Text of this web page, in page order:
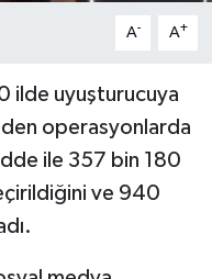
A- A+
ilde uyuşturucuya
operasyonlarda
ile 357 bin 180
ve 940